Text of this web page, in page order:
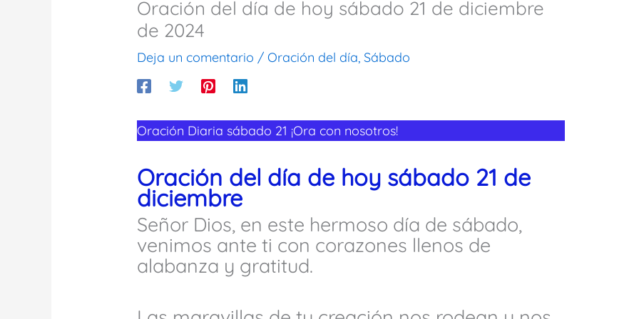
Oración del día de hoy sábado 21 de diciembre
de 2024
Deja un comentario /Oración del día,Sábado
Oración Diaria sábado 21 ¡Ora con nosotros!
Oración del día de hoy sábado 21 de
diciembre
Señor Dios, en este hermoso día de sábado,
venimos ante ti con corazones llenos de
alabanza y gratitud.